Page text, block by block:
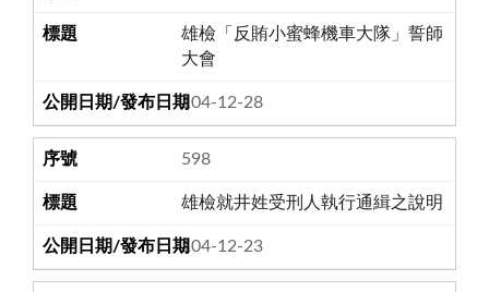
雄檢「反賄小蜜蜂機車大隊」誓師
大會
104-12-28
598
雄檢就井姓受刑人執行通緝之說明
104-12-23